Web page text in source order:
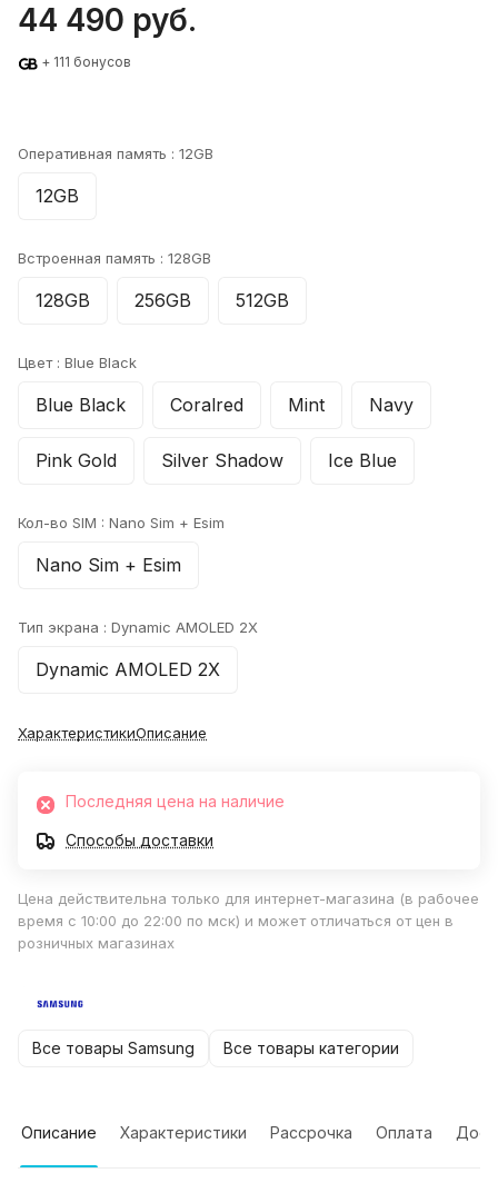
44 490 руб.
+ 111 бонусов
Оперативная память : 12GB
12GB
Встроенная память : 128GB
128GB 256GB 512GB
Цвет : Blue Black
Blue Black Coralred Mint Navy
Pink Gold Silver Shadow Ice Blue
Кол-во SIM : Nano Sim + Esim
Nano Sim + Esim
Тип экрана : Dynamic AMOLED 2X
Dynamic AMOLED 2X
ХарактеристикиОписание
Последняя цена на наличие
Способы доставки
Цена действительна только для интернет-магазина (в рабочее
время с 10:00 до 22:00 по мск) и может отличаться от цен в
розничных магазинах
Все товары Samsung Все товары категории
Описание Характеристики Рассрочка Оплата